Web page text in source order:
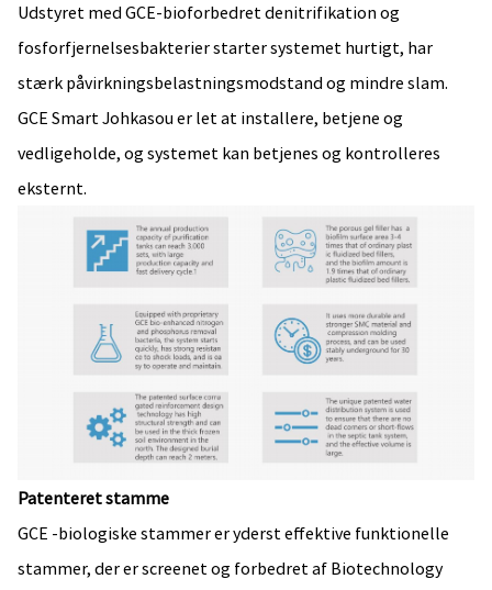
Udstyret med GCE-bioforbedret denitrifikation og
fosforfjernelsesbakterier starter systemet hurtigt, har
stærk påvirkningsbelastningsmodstand og mindre slam.
GCE Smart Johkasou er let at installere, betjene og
vedligeholde, og systemet kan betjenes og kontrolleres
eksternt.
Patenteret stamme
GCE -biologiske stammer er yderst effektive funktionelle
stammer, der er screenet og forbedret af Biotechnology